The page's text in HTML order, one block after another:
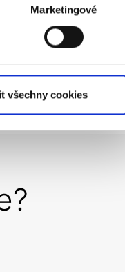
Marketingové
všechny cookies